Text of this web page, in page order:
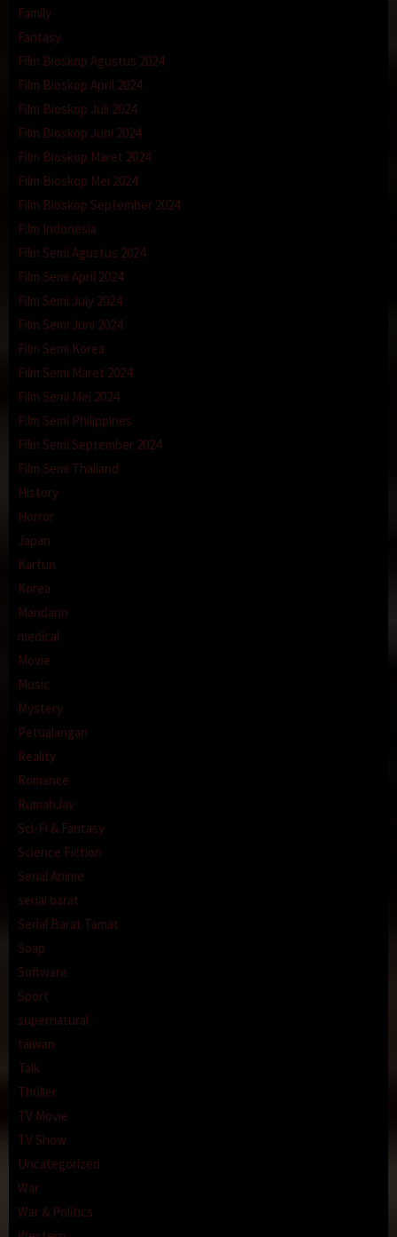
Family
Fantasy
Film Bioskop Agustus 2024
Film Bioskop April 2024
Film Bioskop Juli 2024
Film Bioskop Juni 2024
Film Bioskop Maret 2024
Film Bioskop Mei 2024
Film Bioskop September 2024
Film Indonesia
Film Semi Agustus 2024
Film Semi April 2024
Film Semi July 2024
Film Semi Juni 2024
Film Semi Korea
Film Semi Maret 2024
Film Semi Mei 2024
Film Semi Philippines
Film Semi September 2024
Film Semi Thailand
History
Horror
Japan
Kartun
Korea
Mandarin
medical
Movie
Music
Mystery
Petualangan
Reality
Romance
RumahJav
Sci-Fi & Fantasy
Science Fiction
Serial Anime
serial barat
Serial Barat Tamat
Soap
Software
Sport
supernatural
taiwan
Talk
Thriller
TV Movie
TV Show
Uncategorized
War
War & Politics